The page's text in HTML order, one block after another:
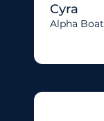
Cyra
Alpha Boat